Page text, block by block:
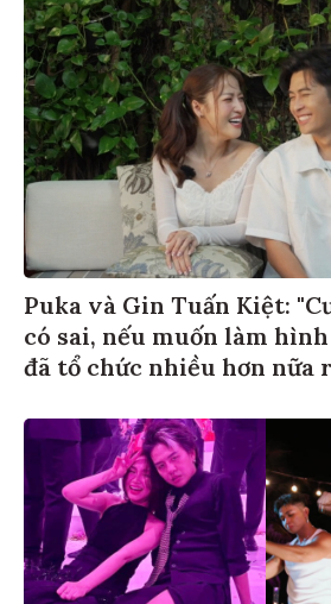
Puka và Gin Tuấn Kiệt:
có sai, nếu muốn làm
đã tổ chức nhiều hơn nữa